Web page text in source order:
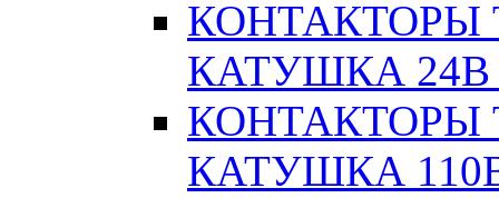
КОНТАКТОРЫ
КАТУШКА 24В
КОНТАКТОРЫ
КАТУШКА